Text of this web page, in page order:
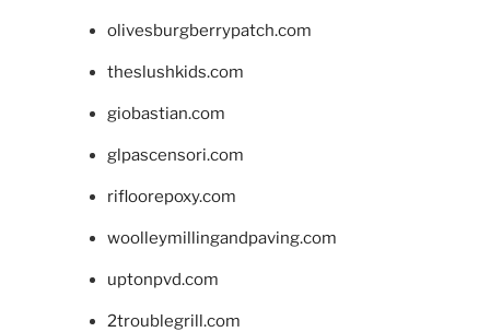
olivesburgberrypatch.com
theslushkids.com
giobastian.com
glpascensori.com
rifloorepoxy.com
woolleymillingandpaving.com
uptonpvd.com
2troublegrill.com